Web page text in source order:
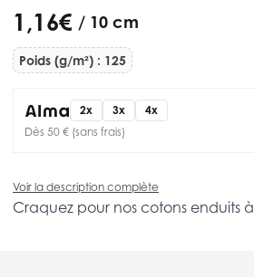
1,16 € / 10 cm
Poids (g/m²) : 125
2x 3x
4x
Dès 50 € (sans frais)
Voir la description complète
Craquez pour nos cotons enduits à